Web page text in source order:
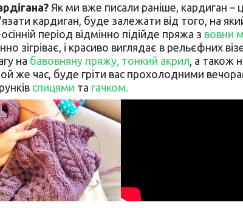
Як ми вже писали раніше, кардиган –
кардиган, буде залежати від того, на
період відмінно підійде пряжа з вовни
зігріває, і красиво виглядає в рельєфних
на бавовняну пряжу, тонкий акрил , а також
же час, буде гріти вас прохолодними
спицями та гачком.